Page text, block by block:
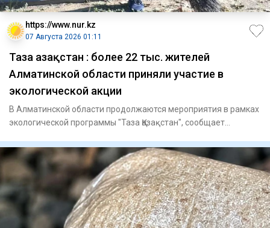
https://www.nur.kz
07 Августа 2026 01:11
Таза Қазақстан : более 22 тыс. жителей
Алматинской области приняли участие в
экологической акции
В Алматинской области продолжаются мероприятия в рамках
экологической программы "Таза Қазақстан", сообщает